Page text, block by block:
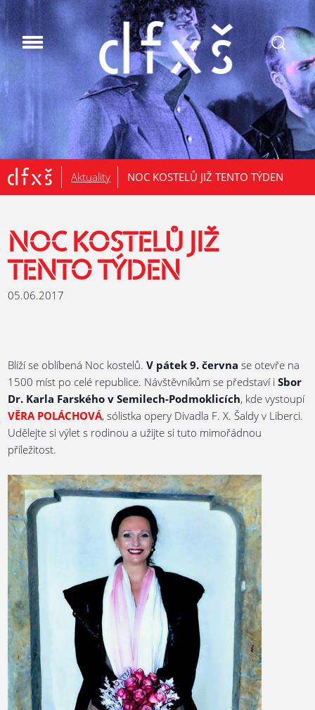
.
Aktuality NOC KOSTELŮ JIŽ TENTO TÝDEN
NOC KOSTELŮ JIŽ
TENTO TÝDEN
05.06.2017
Blíží se oblíbená Noc kostelů.V pátek 9. června se otevře na
1500 míst po celé republice. Návštěvníkům se představí iSbor
Dr. Karla Farského v Semilech-Podmoklicích, kde vystoupí
VĚRA POLÁCHOVÁ, sólistka opery Divadla F. X. Šaldy v Liberci.
Udělejte si výlet s rodinou a užijte si tuto mimořádnou
příležitost.